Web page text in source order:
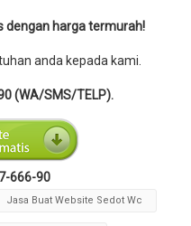
dengan harga termurah!
anda kepada kami.
(WA/SMS/TELP).
666-90
Jasa Buat Website Sedot Wc